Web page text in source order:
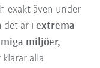
exakt även under
det är iextrema
miljöer,
alla